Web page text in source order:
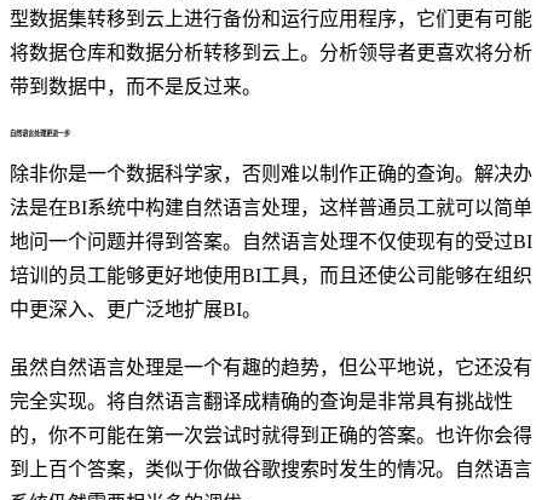
型数据集转移到云上进行备份和运行应用程序，它们更有可能
将数据仓库和数据分析转移到云上。分析领导者更喜欢将分析
带到数据中，而不是反过来。
自然语言处理更进一步
除非你是一个数据科学家，否则难以制作正确的查询。解决办
法是在BI系统中构建自然语言处理，这样普通员工就可以简单
地问一个问题并得到答案。自然语言处理不仅使现有的受过BI
培训的员工能够更好地使用BI工具，而且还使公司能够在组织
中更深入、更广泛地扩展BI。
虽然自然语言处理是一个有趣的趋势，但公平地说，它还没有
完全实现。将自然语言翻译成精确的查询是非常具有挑战性
的，你不可能在第一次尝试时就得到正确的答案。也许你会得
到上百个答案，类似于你做谷歌搜索时发生的情况。自然语言